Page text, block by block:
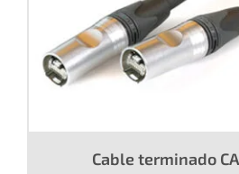
Cable terminado